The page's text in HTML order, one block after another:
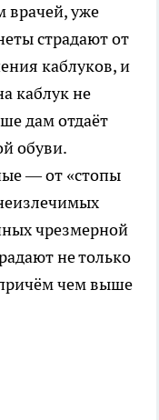
врачей, уже
страдают от
каблуков, и
каблук не
дам отдаёт
обуви.
— от «стопы
чрезмерной
не только
чем выше